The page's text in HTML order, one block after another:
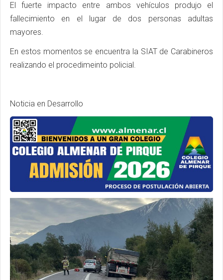
El fuerte impacto entre ambos vehículos produjo el
fallecimiento en el lugar de dos personas adultas
mayores.
En estos momentos se encuentra la SIAT de Carabineros
realizando el procedimeinto policial.
Noticia en Desarrollo